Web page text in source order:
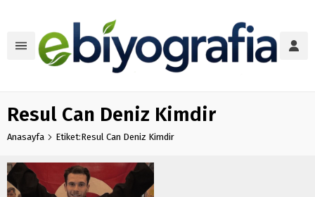
Resul Can Deniz Kimdir
Anasayfa Etiket:Resul Can Deniz Kimdir